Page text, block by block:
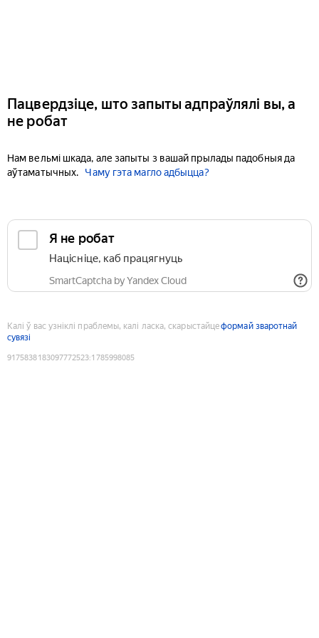
Пацвердзіце, што запыты адпраўлялі вы, а
не робат
Нам вельмі шкада, але запыты з вашай прылады падобныя да
аўтаматычных.
Чаму гэта магло адбыцца?
Я не робат
Націсніце, каб працягнуць
SmartCaptcha by Yandex Cloud
Калі ў вас узніклі праблемы, калі ласка, скарыстайцеформай зваротнай
сувязі
9175838183097772523:1785998085